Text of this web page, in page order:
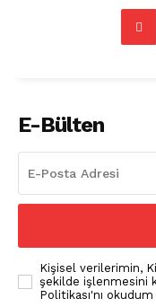
E-Bülten
Kişisel verilerimin,
şekilde işlenmesini
Politikası'nı